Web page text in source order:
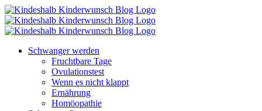
Zum
Inhalt
springen
Schwanger werden
Fruchtbare Tage
Ovulationstest
Wenn es nicht klappt
Ernährung
Homöopathie